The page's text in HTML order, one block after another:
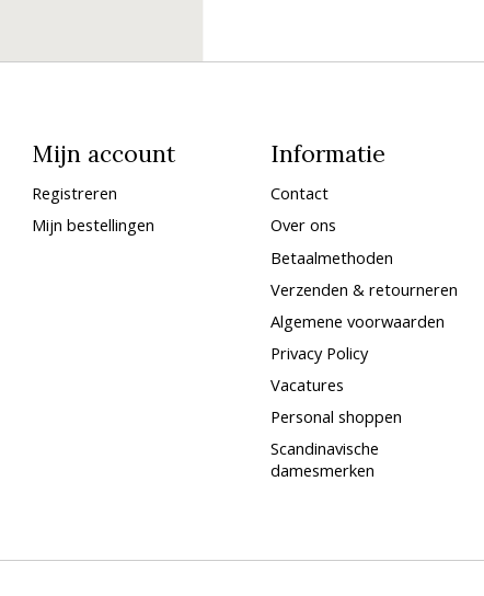
Mijn account
Registreren
Mijn bestellingen
Informatie
Contact
Over ons
Betaalmethoden
Verzenden & retourneren
Algemene voorwaarden
Privacy Policy
Vacatures
Personal shoppen
Scandinavische
damesmerken